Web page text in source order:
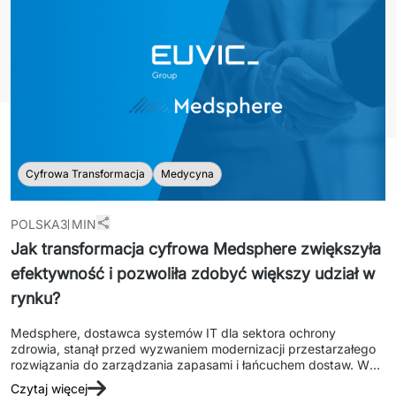
Sztuczna Inteligencja
↳ AI Transformation
↳ AI Solutions
Migracja Systemów IT
↳ Migracja do chmury Azure
↳ Migracje Chmurowe
↳ Audyt aplikacji legacy
Outsourcing IT
Transport i Turystyka
Start-upy i Scale-upy
Cyfrowa Transformacja Medycyna
POLSKA3 MIN
Jak transformacja cyfrowa Medsphere zwiększyła
efektywność i pozwoliła zdobyć większy udział w
rynku?
Medsphere, dostawca systemów IT dla sektora ochrony
zdrowia, stanął przed wyzwaniem modernizacji przestarzałego
rozwiązania do zarządzania zapasami i łańcuchem dostaw. We
współpracy z Euvic powstała platforma HealthLine –
Czytaj więcej